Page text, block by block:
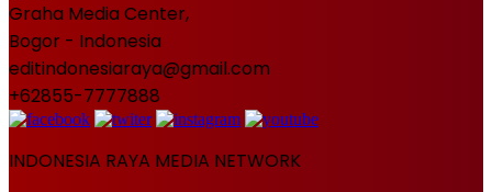
Graha Media Center,
Bogor - Indonesia
editindonesiaraya@gmail.com
+62855-7777888
INDONESIA RAYA MEDIA NETWORK